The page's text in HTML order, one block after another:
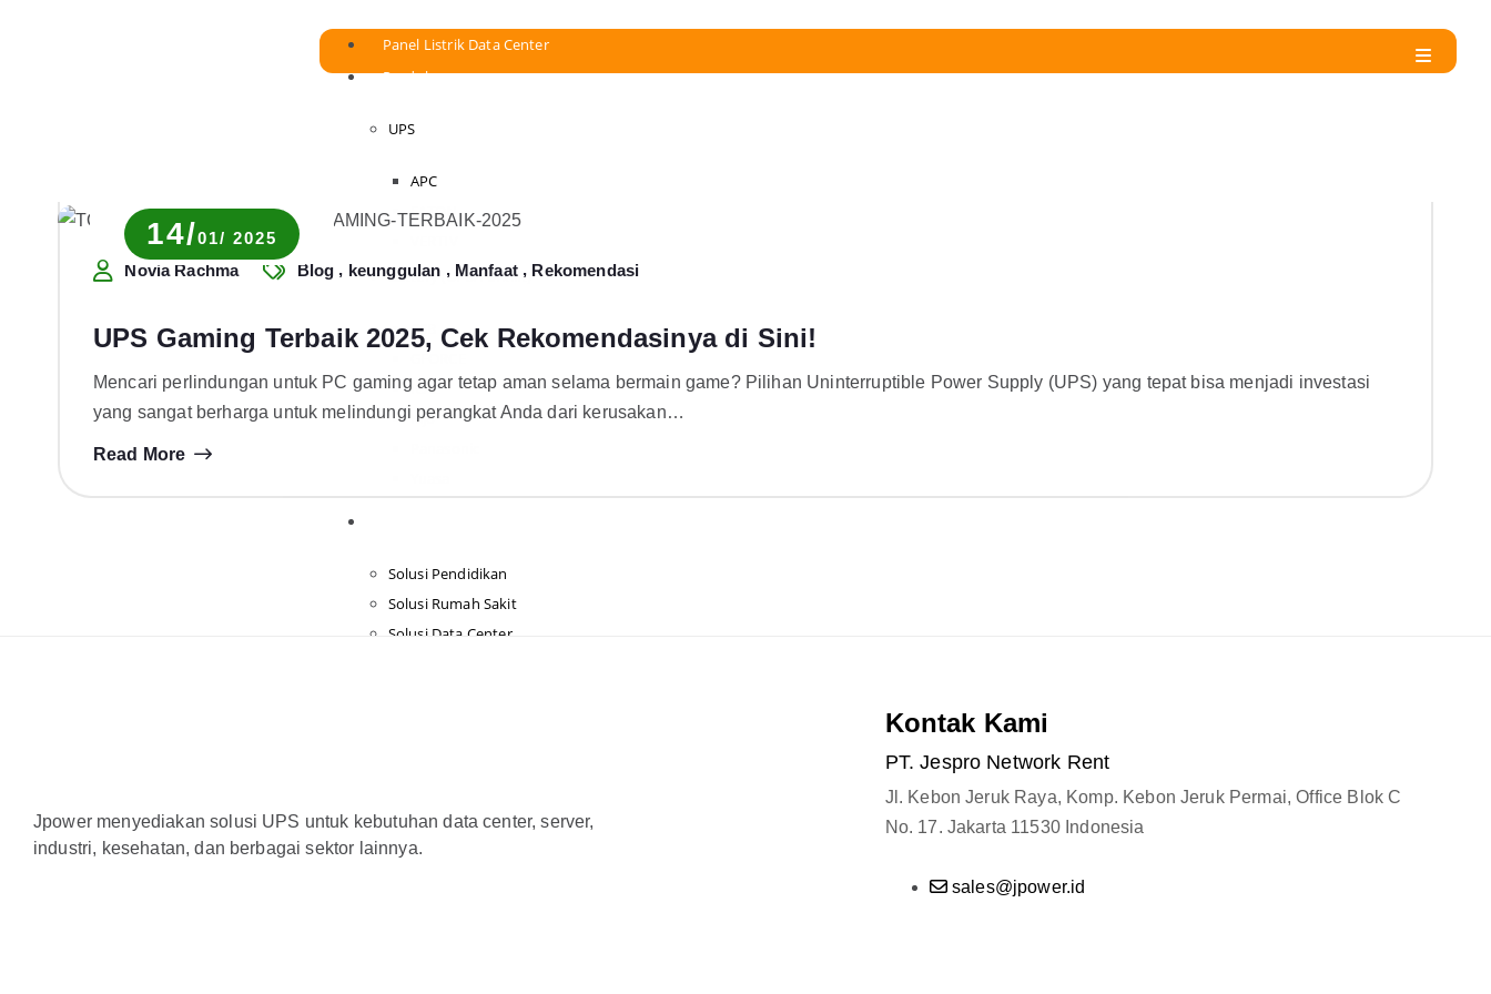
Panel Listrik Data Center
Produk
UPS
APC
EATON
Battery (UPS/Forklift)
CSB
GFORCE
ICAL
Kijo
Solusi Pendidikan
Solusi Rumah Sakit
Solusi Data Center
Blog
Hubungi Kami
14/01/ 2025
Novia Rachma
Blog , keunggulan , Manfaat, Rekomendasi
UPS Gaming Terbaik 2025, Cek Rekomendasinya di Sini!
Mencari perlindungan untuk PC gaming agar tetap aman selama bermain game? Pilihan Uninterruptible Power Supply (UPS) yang tepat bisa menjadi investasi
yang sangat berharga untuk melindungi perangkat Anda dari kerusakan…
Read More
Jpower menyediakan solusi UPS untuk kebutuhan data center, server,
industri, kesehatan, dan berbagai sektor lainnya.
Kontak Kami
PT. Jespro Network Rent
Jl. Kebon Jeruk Raya, Komp. Kebon Jeruk Permai, Office Blok C
No. 17. Jakarta 11530 Indonesia
sales@jpower.id